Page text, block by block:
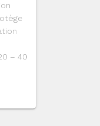
– 40